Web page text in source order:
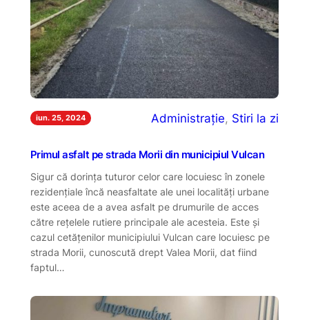
iun. 25, 2024 Administrație, Stiri la zi
Primul asfalt pe strada Morii din municipiul Vulcan
Sigur că dorința tuturor celor care locuiesc în zonele
rezidențiale încă neasfaltate ale unei localități urbane
este aceea de a avea asfalt pe drumurile de acces
către rețelele rutiere principale ale acesteia. Este și
cazul cetățenilor municipiului Vulcan care locuiesc pe
strada Morii, cunoscută drept Valea Morii, dat fiind
faptul…